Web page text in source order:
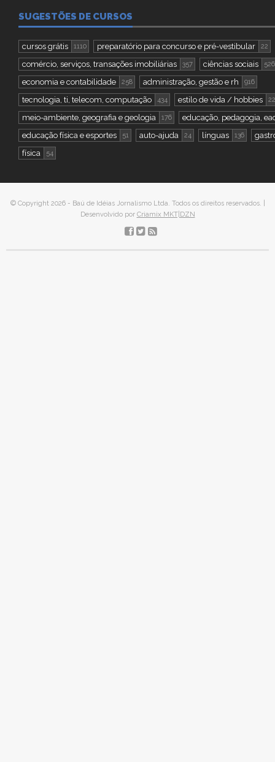
SUGESTÕES DE CURSOS
cursos grátis 1110 preparatório para concurso e pré-vestibular 22
comércio, serviços, transações imobiliárias 357 ciências sociais 526
economia e contabilidade 258 administração, gestão e rh 916
tecnologia, ti, telecom, computação 434 estilo de vida / hobbies
meio-ambiente, geografia e geologia 176
educação, pedagogia,
educação física e esportes
51 auto-ajuda 24 línguas 136
física
54
© Copyright 2026 - Baú de Idéias Jornalismo Ltda. Todos os direitos reservados. |
Desenvolvido por Criamix MKT|DZN